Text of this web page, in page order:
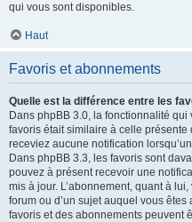
qui vous sont disponibles.
Haut
Favoris et abonnements
Quelle est la différence entre les
Dans phpBB 3.0, la fonctionnalité
favoris était similaire à celle
receviez aucune notification
Dans phpBB 3.3, les favoris sont
pouvez à présent recevoir une
mis à jour. L’abonnement, quant à
forum ou d’un sujet auquel vous
favoris et des abonnements peuvent